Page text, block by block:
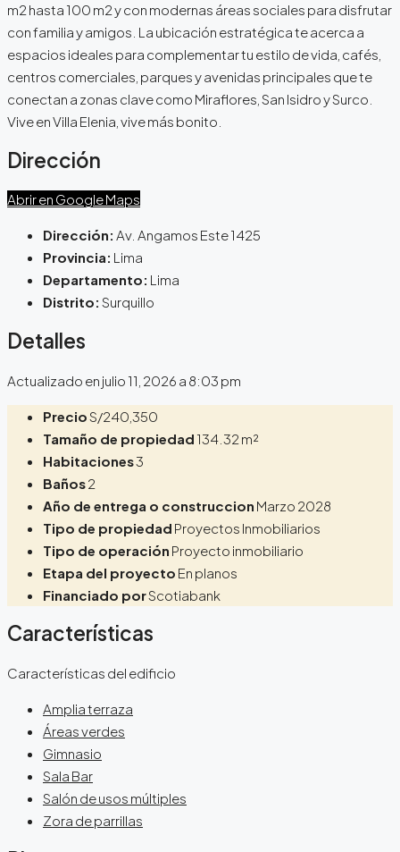
m2 hasta 100 m2 y con modernas áreas sociales para disfrutar
con familia y amigos. La ubicación estratégica te acerca a
espacios ideales para complementar tu estilo de vida, cafés,
centros comerciales, parques y avenidas principales que te
conectan a zonas clave como Miraflores, San Isidro y Surco.
Vive en Villa Elenia, vive más bonito.
Dirección
Abrir en Google Maps
Dirección: Av. Angamos Este 1425
Provincia: Lima
Departamento: Lima
Distrito: Surquillo
Detalles
Actualizado en julio 11, 2026 a 8:03 pm
PrecioS/240,350
Tamaño de propiedad 134.32 m²
Habitaciones3
Baños2
Año de entrega o construccion Marzo 2028
Tipo de propiedad Proyectos Inmobiliarios
Tipo de operación Proyecto inmobiliario
Etapa del proyecto En planos
Financiado porScotiabank
Características
Características del edificio
Amplia terraza
Áreas verdes
Gimnasio
Sala Bar
Salón de usos múltiples
Zora de parrillas